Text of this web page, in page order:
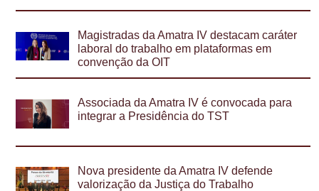
Magistradas da Amatra IV destacam caráter
laboral do trabalho em plataformas em
convenção da OIT
Associada da Amatra IV é convocada para
integrar a Presidência do TST
Nova presidente da Amatra IV defende
valorização da Justiça do Trabalho